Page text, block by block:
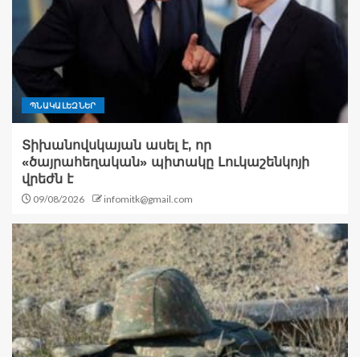
ՊՆԱԿԱԼԵԶՆԵՐ
Տիխանովսկայան ասել է, որ
«ծայրահեղական» պիտակը Լուկաշենկոյի
վրեժն է
09/08/2026 infomitk@gmail.com